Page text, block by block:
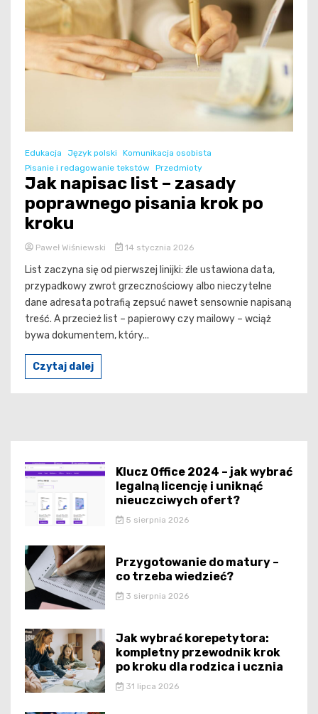
Edukacja Język polski
Komunikacja osobista
Pisanie i redagowanie tekstów
Przedmioty
Jak napisac list – zasady
poprawnego pisania krok po
kroku
Paweł Wiśniewski 14 stycznia 2026
List zaczyna się od pierwszej linijki: źle ustawiona data,
przypadkowy zwrot grzecznościowy albo nieczytelne
dane adresata potrafią zepsuć nawet sensownie napisaną
treść. A przecież list – papierowy czy mailowy – wciąż
bywa dokumentem, który...
Czytaj dalej
Klucz Office 2024 – jak wybrać
legalną licencję i uniknąć
nieuczciwych ofert?
5 sierpnia 2026
Przygotowanie do matury –
co trzeba wiedzieć?
3 sierpnia 2026
Jak wybrać korepetytora:
kompletny przewodnik krok
po kroku dla rodzica i ucznia
31 lipca 2026